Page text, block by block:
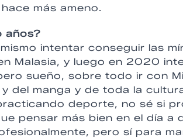
más ameno.
años?
intentar conseguir las
Malasia, y luego en 2020
sueño, sobre todo ir con
del manga y de toda la
deporte, no sé si
pensar más bien en el día a
pero sí para